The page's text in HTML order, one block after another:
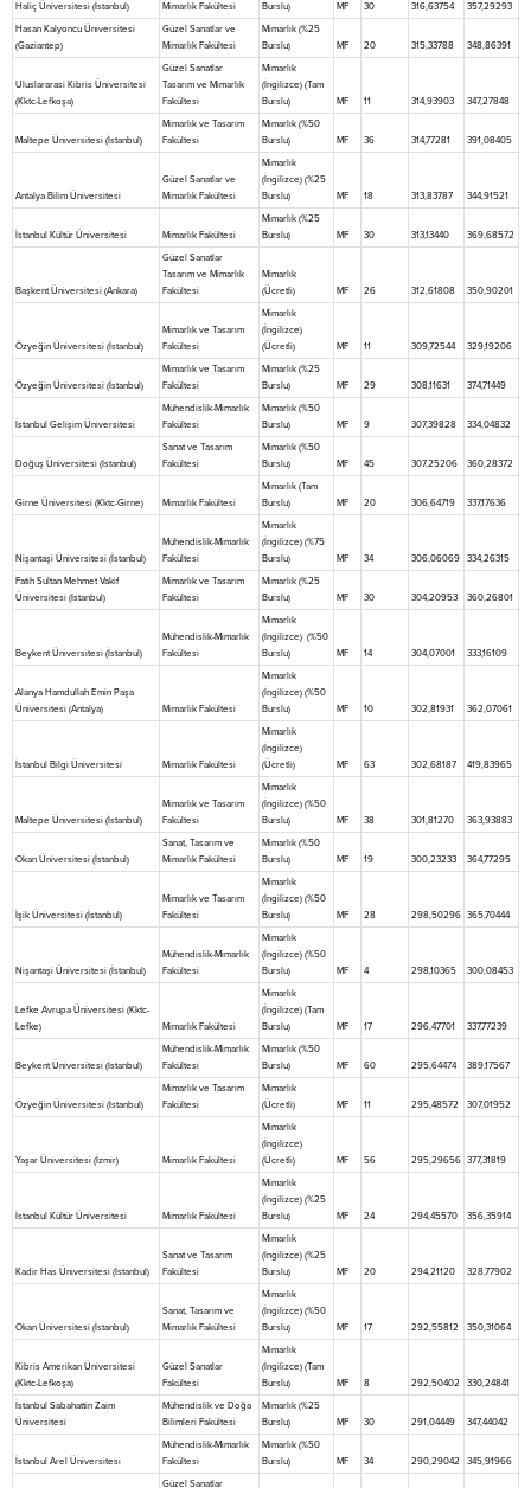
Haliç Üniversitesi (İstanbul) Mimarlık Fakültesi
Burslu)
MF 30 316,63754 357,29293
Hasan Kalyoncu Üniversitesi
(Gaziantep)
Güzel Sanatlar ve
Mimarlık Fakültesi
Mimarlık (%25
Burslu)
MF 20 315,33788 348,86391
Uluslararasi Kibris Üniversitesi
(Kktc-Lefkoşa)
Güzel Sanatlar
Tasarım ve Mimarlık
Fakültesi
Mimarlık
(İngilizce) (Tam
Burslu)
MF 11 314,93903 347,27848
Maltepe Üniversitesi (İstanbul)
Mimarlık ve Tasarım
Fakültesi
Mimarlık (%50
Burslu)
MF 36 314,77281 391,08405
Antalya Bilim Üniversitesi
Güzel Sanatlar ve
Mimarlık Fakültesi
Mimarlık
(İngilizce) (%25
Burslu)
MF 18 313,83787 344,91521
İstanbul Kültür Üniversitesi Mimarlık Fakültesi
Mimarlık (%25
Burslu)
MF 30 313,13440 369,68572
Başkent Üniversitesi (Ankara)
Güzel Sanatlar
Tasarım ve Mimarlık
Fakültesi
Mimarlık
(Ücretli)
MF 26 312,61808 350,90201
Özyeğin Üniversitesi (İstanbul)
Mimarlık ve Tasarım
Fakültesi
Mimarlık
(İngilizce)
(Ücretli)
MF 11 309,72544 329,19206
Özyeğin Üniversitesi (İstanbul)
Mimarlık ve Tasarım
Fakültesi
Mimarlık (%25
Burslu)
MF 29 308,11631 374,71449
İstanbul Gelişim Üniversitesi
Mühendislik-Mimarlık
Fakültesi
Mimarlık (%50
Burslu)
MF 9 307,39828 334,04832
Doğuş Üniversitesi (İstanbul)
Sanat ve Tasarım
Fakültesi
Mimarlık (%50
Burslu)
MF 45 307,25206 360,28372
Girne Üniversitesi (Kktc-Girne) Mimarlık Fakültesi
Mimarlık (Tam
Burslu)
MF 20 306,64719 337,17636
Nişantaşi Üniversitesi (İstanbul)
Mühendislik-Mimarlık
Fakültesi
Mimarlık
(İngilizce) (%75
Burslu)
MF 34 306,06069 334,26315
Fatih Sultan Mehmet Vakif
Üniversitesi (İstanbul)
Mimarlık ve Tasarım
Fakültesi
Mimarlık (%25
Burslu)
MF 30 304,20953 360,26801
Beykent Üniversitesi (İstanbul)
Mühendislik-Mimarlık
Fakültesi
Mimarlık
(İngilizce) (%50
Burslu)
MF 14 304,07001 333,16109
Alanya Hamdullah Emin Paşa
Üniversitesi (Antalya)
Mimarlık Fakültesi
Mimarlık
(İngilizce) (%50
Burslu)
MF 10 302,81931 362,07061
İstanbul Bilgi Üniversitesi Mimarlık Fakültesi
Mimarlık
(İngilizce)
(Ücretli)
MF 63 302,68187 419,83965
Maltepe Üniversitesi (İstanbul)
Mimarlık ve Tasarım
Fakültesi
Mimarlık
(İngilizce) (%50
Burslu)
MF 38 301,81270 363,93883
Okan Üniversitesi (İstanbul)
Sanat, Tasarım ve
Mimarlık Fakültesi
Mimarlık (%50
Burslu)
MF 19 300,23233 364,77295
İşik Üniversitesi (İstanbul)
Mimarlık ve Tasarım
Fakültesi
Mimarlık
(İngilizce) (%50
Burslu)
MF 28 298,50296 365,70444
Nişantaşi Üniversitesi (İstanbul)
Mühendislik-Mimarlık
Fakültesi
Mimarlık
(İngilizce) (%50
Burslu)
MF 4 298,10365 300,08453
Lefke Avrupa Üniversitesi (Kktc-
Lefke)
Mimarlık Fakültesi
Mimarlık
(İngilizce) (Tam
Burslu)
MF 17 296,47701 337,77239
Beykent Üniversitesi (İstanbul)
Mühendislik-Mimarlık
Fakültesi
Mimarlık (%50
Burslu)
MF 60 295,64474 389,17567
Özyeğin Üniversitesi (İstanbul)
Mimarlık ve Tasarım
Fakültesi
Mimarlık
(Ücretli)
MF 11 295,48572 307,01952
Yaşar Üniversitesi (İzmir) Mimarlık Fakültesi
Mimarlık
(İngilizce)
(Ücretli)
MF 56 295,29656 377,31819
İstanbul Kültür Üniversitesi Mimarlık Fakültesi
Mimarlık
(İngilizce) (%25
Burslu)
MF 24 294,45570 356,35914
Kadir Has Üniversitesi (İstanbul)
Sanat ve Tasarım
Fakültesi
Mimarlık
(İngilizce) (%25
Burslu)
MF 20 294,21120 328,77902
Okan Üniversitesi (İstanbul)
Sanat, Tasarım ve
Mimarlık Fakültesi
Mimarlık
(İngilizce) (%50
Burslu)
MF 17 292,55812 350,31064
Kibris Amerikan Üniversitesi
(Kktc-Lefkoşa)
Güzel Sanatlar
Fakültesi
Mimarlık
(İngilizce) (Tam
Burslu)
MF 8 292,50402 330,24841
İstanbul Sabahattin Zaim
Üniversitesi
Mühendislik ve Doğa
Bilimleri Fakültesi
Mimarlık (%25
Burslu)
MF 30 291,04449 347,44042
İstanbul Arel Üniversitesi
Mühendislik-Mimarlık
Fakültesi
Mimarlık (%50
Burslu)
MF 34 290,29042 345,91966
Güzel Sanatlar